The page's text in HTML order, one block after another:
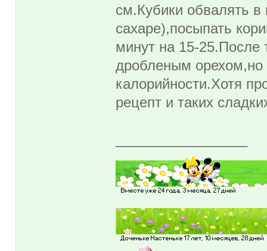
см.Кубики обвалять
сахаре),посыпать
минут на 15-25.После
дробленым орехом,но
калорийности.Хотя
рецепт и таких